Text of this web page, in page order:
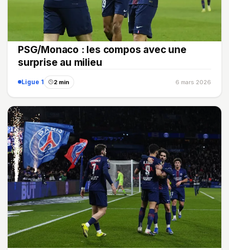
PSG/Monaco : les compos avec une
surprise au milieu
Ligue 1 2 min 6 mars 2026